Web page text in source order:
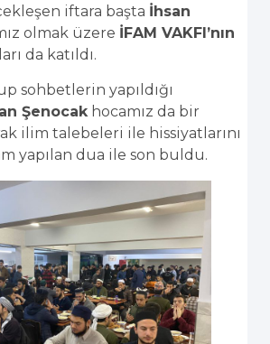
iftara başta İhsan
olmak üzere İFAM VAKFI’nın
da katıldı.
sohbetlerin yapıldığı
Şenocak hocamız da bir
ilim talebeleri ile hissiyatlarını
yapılan dua ile son buldu.